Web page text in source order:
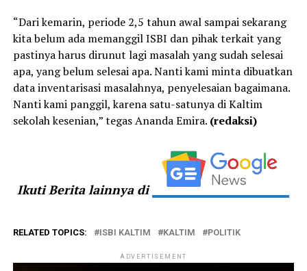
“Dari kemarin, periode 2,5 tahun awal sampai sekarang
kita belum ada memanggil ISBI dan pihak terkait yang
pastinya harus dirunut lagi masalah yang sudah selesai
apa, yang belum selesai apa. Nanti kami minta dibuatkan
data inventarisasi masalahnya, penyelesaian bagaimana.
Nanti kami panggil, karena satu-satunya di Kaltim
sekolah kesenian,” tegas Ananda Emira. (redaksi)
Ikuti Berita lainnya di
RELATED TOPICS: ISBI KALTIM KALTIM POLITIK
ADVERTISEMENT